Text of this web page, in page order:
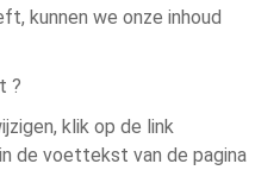
kunnen we onze inhoud
?
klik op de link
de voettekst van de pagina
3
bepalingen